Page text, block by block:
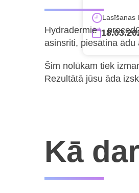
Lasīšanas
Hydradermie –
asinsriti, piesātina
Šim nolūkam tiek
Rezultātā jūsu āda
Kā